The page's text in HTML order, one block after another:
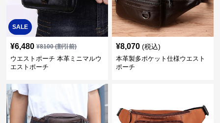
SALE
¥6,480 ¥8100(割引前)
ウエストポーチ 本革ミニマルウ
エストポーチ
¥8,070 (税込)
本革製多ポケット仕様ウエスト
ポーチ